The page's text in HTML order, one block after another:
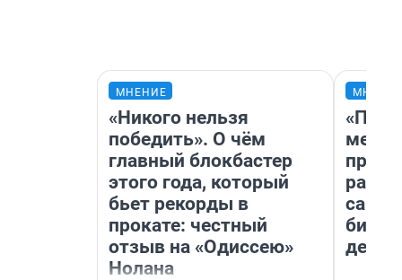
МНЕНИЕ
«Никого нельзя
победить». О чём
главный блокбастер
этого года, который
бьет рекорды в
прокате: честный
отзыв на «Одиссею»
Нолана